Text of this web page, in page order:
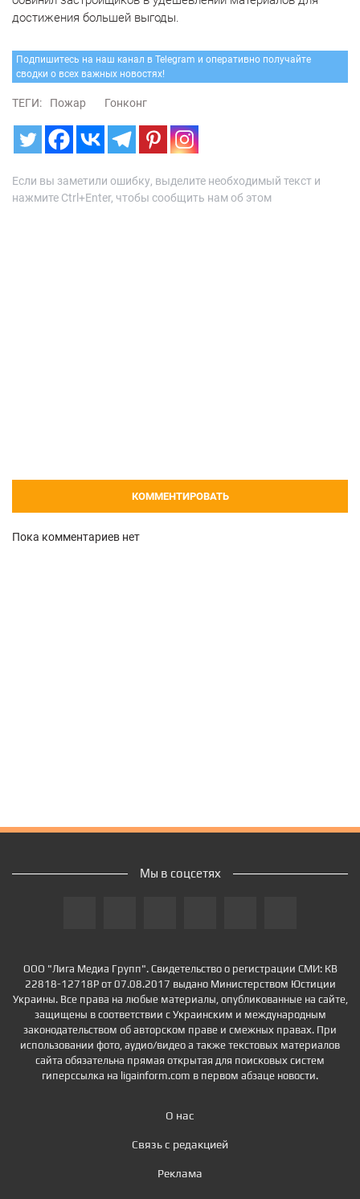
достижения большей выгоды.
Подпишитесь на наш канал в Telegram и оперативно получайте
сводки о всех важных новостях!
ТЕГИ: Пожар Гонконг
Если вы заметили ошибку, выделите необходимый текст и
нажмите Ctrl+Enter, чтобы сообщить нам об этом
КОММЕНТИРОВАТЬ
Пока комментариев нет
ООО "Лига Медиа Групп". Свидетельство о регистрации СМИ: КВ
22818-12718Р от 07.08.2017 выдано Министерством Юстиции
Украины. Все права на любые материалы, опубликованные на сайте,
защищены в соответствии с Украинским и международным
законодательством об авторском праве и смежных правах. При
использовании фото, аудио/видео а также текстовых материалов
сайта обязательна прямая открытая для поисковых систем
гиперссылка на ligainform.com в первом абзаце новости.
О нас
Связь с редакцией
Реклама
Мы в соцсетях